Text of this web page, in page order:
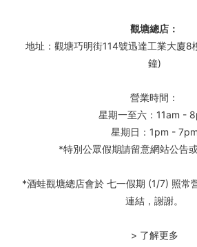
觀塘總店：
地址：觀塘巧明街114號迅達工業大廈8
鐘)
營業時間：
星期一至六：11am -
星期日：1pm - 7pm
*特別公眾假期請留意網站公告
*酒蛙觀塘總店會於 七一假期 (1/7) 照常
連結，謝謝。
> 了解更多